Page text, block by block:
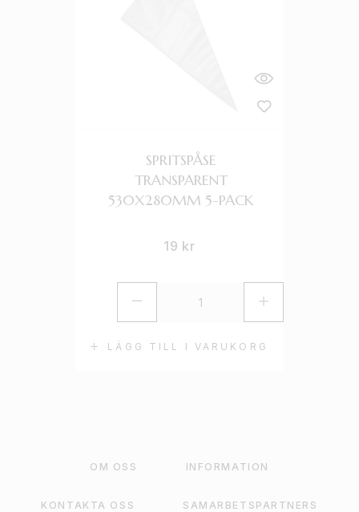
LÄGG TILL I VARUKORG
SPRITSPÅSE
TRANSPARENT
530X280MM 5-PACK
19 kr
OM OSS INFORMATION
KONTAKTA OSS SAMARBETSPARTNERS